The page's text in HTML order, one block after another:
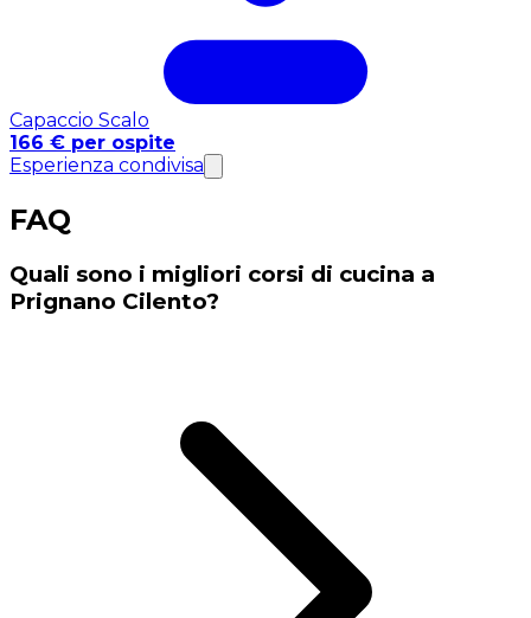
Capaccio Scalo
166 € per ospite
Esperienza condivisa
FAQ
Quali sono i migliori corsi di cucina a
Prignano Cilento?